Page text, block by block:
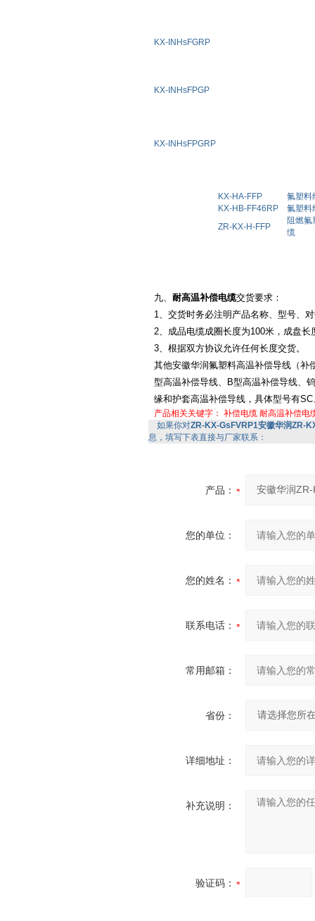
KX-INHsFGRP
KX-INHsFPGP
KX-INHsFPGRP
KX-HA-FFP
氟塑料
KX-HB-FF46RP
氟塑料
ZR-KX-H-FFP
阻燃氟
缆
九、 耐高温补偿电缆交货要求：
1、交货时务必注明产品名称、型号、
2、成品电缆成圈长度为100米，成盘
3、根据双方协议允许任何长度交货。
其他安徽华润氟塑料高温补偿导线（补
型高温补偿导线、B型高温补偿导线、
缘和护套高温补偿导线，具体型号有
产品相关关键字： 补偿电缆 耐高温补偿电
如果你对ZR-KX-GsFVRP1安徽华润ZR-
息，填写下表直接与厂家联系：
产品：
您的单位：
您的姓名：
联系电话：
常用邮箱：
省份：
详细地址：
补充说明：
验证码：